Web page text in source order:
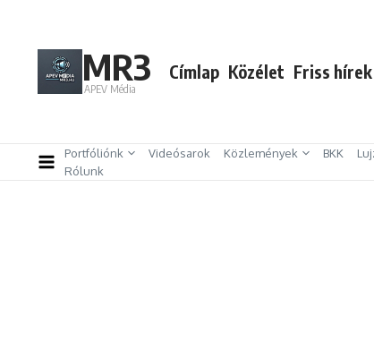
MR3
APEV Média
Címlap Közélet Friss hírek
Portfóliónk Videósarok Közlemények BKK
Rólunk